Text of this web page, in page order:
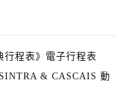
行程表》電子行程表
& CASCAIS 動